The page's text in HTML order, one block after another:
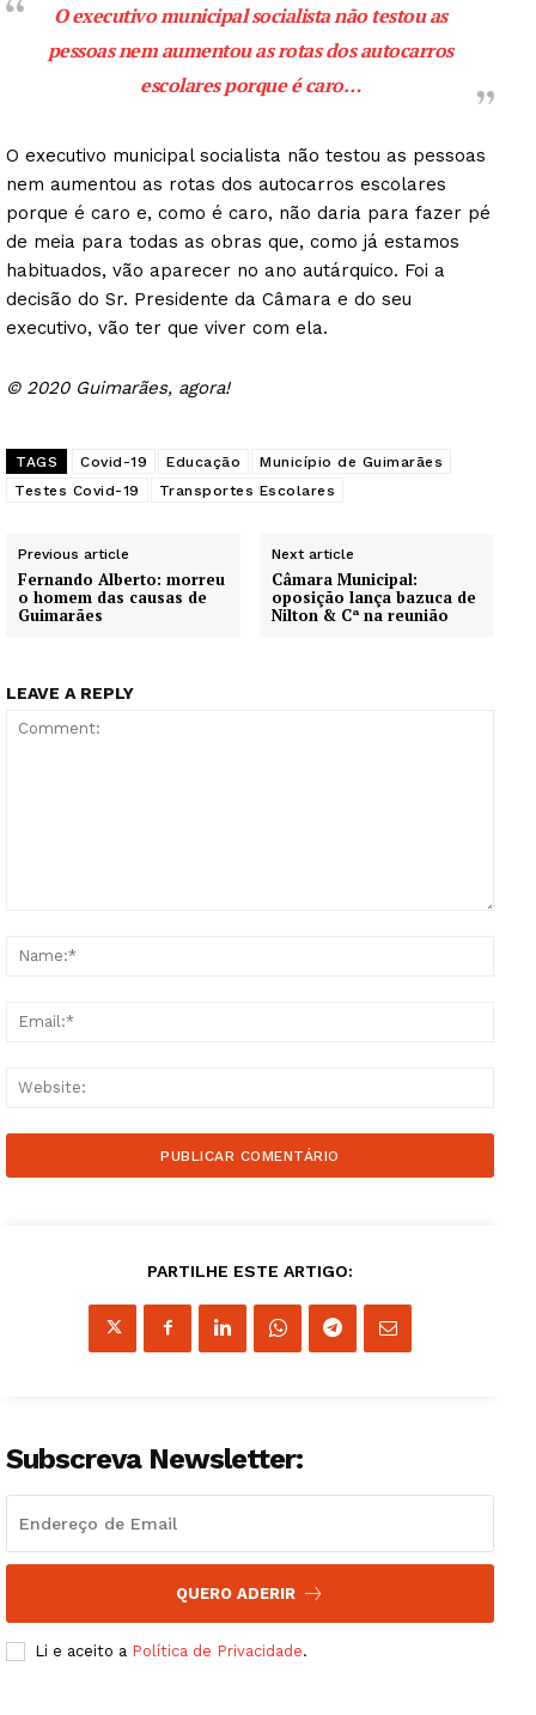
Guimarães, agora!
SUBSCREVA JÁ!
O executivo municipal socialista não testou as
pessoas nem aumentou as rotas dos autocarros
escolares porque é caro…
O executivo municipal socialista não testou as pessoas
nem aumentou as rotas dos autocarros escolares
porque é caro e, como é caro, não daria para fazer pé
de meia para todas as obras que, como já estamos
habituados, vão aparecer no ano autárquico. Foi a
decisão do Sr. Presidente da Câmara e do seu
executivo, vão ter que viver com ela.
© 2020 Guimarães, agora!
TAGS Covid-19 Educação
Município de Guimarães
Testes Covid-19
Transportes Escolares
Previous article
Fernando Alberto: morreu
o homem das causas de
Guimarães
Next article
Câmara Municipal:
oposição lança bazuca de
Nilton & Cª na reunião
LEAVE A REPLY
PARTILHE ESTE ARTIGO:
Subscreva Newsletter:
QUERO ADERIR
Li e aceito a Política de Privacidade.